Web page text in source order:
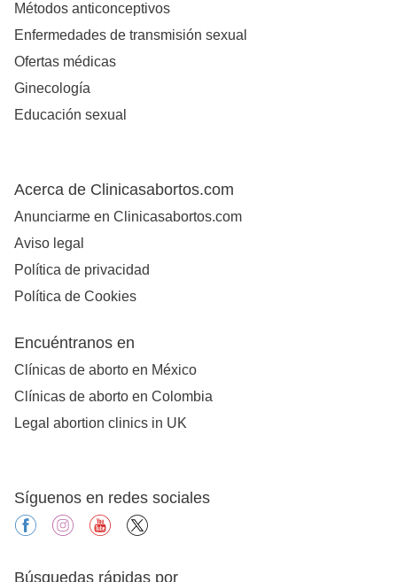
Métodos anticonceptivos
Enfermedades de transmisión sexual
Ofertas médicas
Ginecología
Educación sexual
Acerca de Clinicasabortos.com
Anunciarme en Clinicasabortos.com
Aviso legal
Política de privacidad
Política de Cookies
Encuéntranos en
Clínicas de aborto en México
Clínicas de aborto en Colombia
Legal abortion clinics in UK
Síguenos en redes sociales
facebookinstagramyoutube
Búsquedas rápidas por